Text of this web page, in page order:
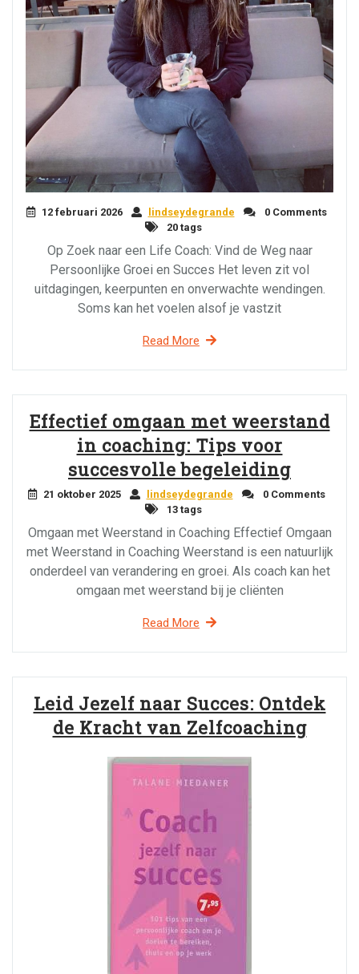
12 februari 2026 lindseydegrande
0 Comments
20 tags
Op Zoek naar een Life Coach: Vind de Weg naar
Persoonlijke Groei en Succes Het leven zit vol
uitdagingen, keerpunten en onverwachte wendingen.
Soms kan het voelen alsof je vastzit
Read More
Effectief omgaan met weerstand
in coaching: Tips voor
succesvolle begeleiding
21 oktober 2025 lindseydegrande
0 Comments
13 tags
Omgaan met Weerstand in Coaching Effectief Omgaan
met Weerstand in Coaching Weerstand is een natuurlijk
onderdeel van verandering en groei. Als coach kan het
omgaan met weerstand bij je cliënten
Read More
Leid Jezelf naar Succes: Ontdek
de Kracht van Zelfcoaching